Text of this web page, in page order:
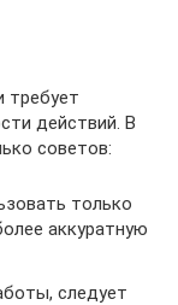
требует
действий. В
советов:
только
аккуратную
следует